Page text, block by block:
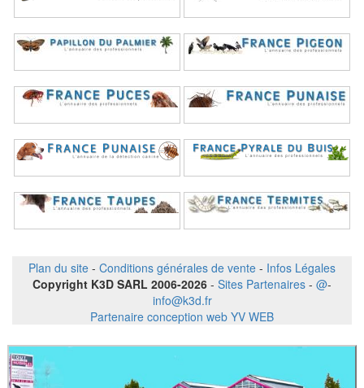
Plan du site - Conditions générales de vente - Infos Légales
Copyright K3D SARL 2006-2026 - Sites Partenaires - @-
info@k3d.fr
Partenaire conception web YV WEB